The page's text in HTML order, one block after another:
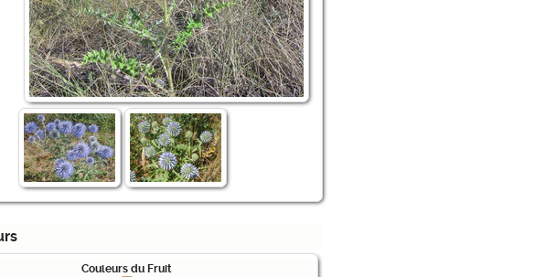
Couleurs du Fruit